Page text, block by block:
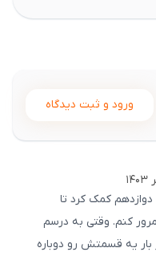
ورود و ثبت دیدگاه
کمک کرد تا
کنم. وقتی به درسم
یه قسمتش رو دوباره